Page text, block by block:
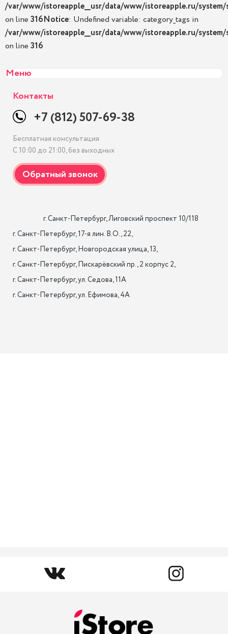
/var/www/istoreapple__usr/data/www/istoreapple.ru/
on line 316Notice: Undefined variable: category_tags in
/var/www/istoreapple__usr/data/www/istoreapple.ru/
on line 316
Меню
Контакты
+7 (812) 507-69-38
Бесплатная консультация
С 10:00 до 21:00, без выходных
г. Санкт-Петербург, 17-я лин. B.O., 22,
г. Санкт-Петербург, Новгородская улица, 13,
г. Санкт-Петербург, Пискарёвский пр., 2 корпус 2,
г. Санкт-Петербург, ул. Седова, 11А
г. Санкт-Петербург, ул. Ефимова, 4А